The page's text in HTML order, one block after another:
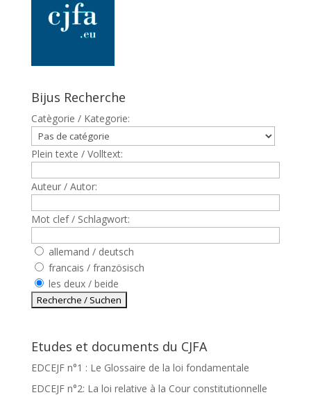
Bijus Recherche
Catègorie / Kategorie:
Plein texte / Volltext:
Auteur / Autor:
Mot clef / Schlagwort:
allemand / deutsch
francais / französisch
les deux / beide
Etudes et documents du CJFA
EDCEJF n°1 : Le Glossaire de la loi fondamentale
EDCEJF n°2: La loi relative à la Cour constitutionnelle